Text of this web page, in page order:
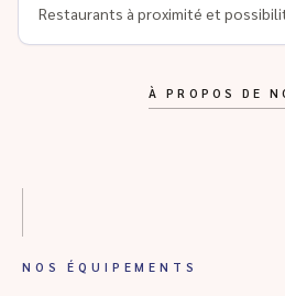
Restaurants à proximité et
À PROPOS DE
NOS ÉQUIPEMENTS